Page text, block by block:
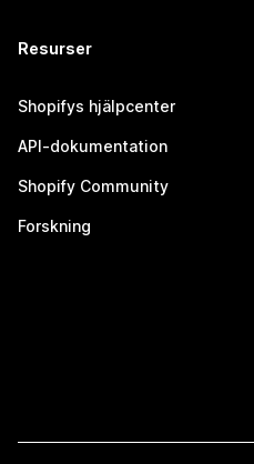
Resurser
Shopifys hjälpcenter
API-dokumentation
Shopify Community
Forskning